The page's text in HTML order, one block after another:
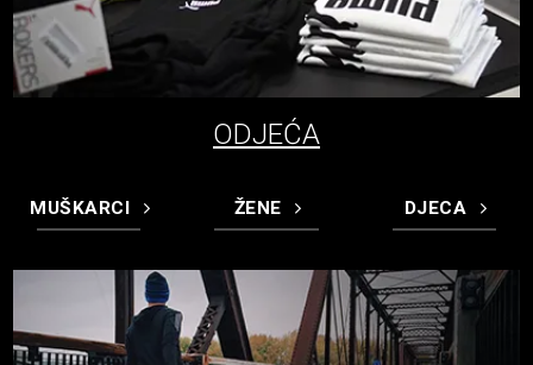
ODJEĆA
MUŠKARCI ŽENE DJECA